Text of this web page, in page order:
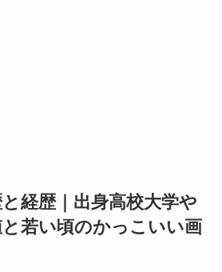
経歴｜出身高校大学や
若い頃のかっこいい画